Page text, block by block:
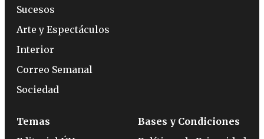
Sucesos
Arte y Espectáculos
Interior
Correo Semanal
Sociedad
Temas
Bases y Condiciones